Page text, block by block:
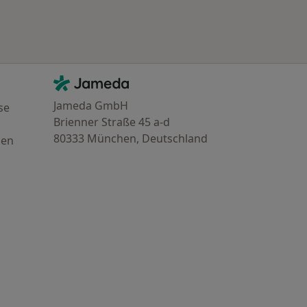
Kontakt
Jameda - Startseite
Jameda GmbH
Brienner Straße 45 a-d
80333 München, Deutschland